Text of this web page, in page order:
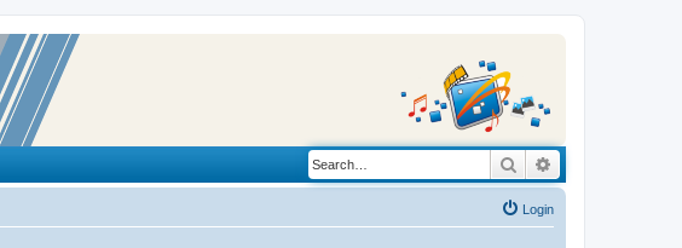
Search
Login